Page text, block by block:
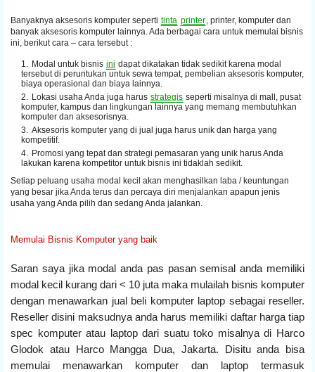
Banyaknya aksesoris komputer seperti tinta printer, printer, komputer dan
banyak aksesoris komputer lainnya. Ada berbagai cara untuk memulai bisnis
ini, berikut cara – cara tersebut :
Modal untuk bisnis ini dapat dikatakan tidak sedikit karena modal
tersebut di peruntukan untuk sewa tempat, pembelian aksesoris komputer,
biaya operasional dan biaya lainnya.
Lokasi usaha Anda juga harus strategis seperti misalnya di mall, pusat
komputer, kampus dan lingkungan lainnya yang memang membutuhkan
komputer dan aksesorisnya.
Aksesoris komputer yang di jual juga harus unik dan harga yang
kompetitif.
Promosi yang tepat dan strategi pemasaran yang unik harus Anda
lakukan karena kompetitor untuk bisnis ini tidaklah sedikit.
Setiap peluang usaha modal kecil akan menghasilkan laba / keuntungan
yang besar jika Anda terus dan percaya diri menjalankan apapun jenis
usaha yang Anda pilih dan sedang Anda jalankan.
Memulai Bisnis Komputer yang baik
Saran saya jika modal anda pas pasan semisal anda memiliki
modal kecil kurang dari < 10 juta maka mulailah bisnis komputer
dengan menawarkan jual beli komputer laptop sebagai reseller.
Reseller disini maksudnya anda harus memiliki daftar harga tiap
spec komputer atau laptop dari suatu toko misalnya di Harco
Glodok atau Harco Mangga Dua, Jakarta. Disitu anda bisa
memulai menawarkan komputer dan laptop termasuk